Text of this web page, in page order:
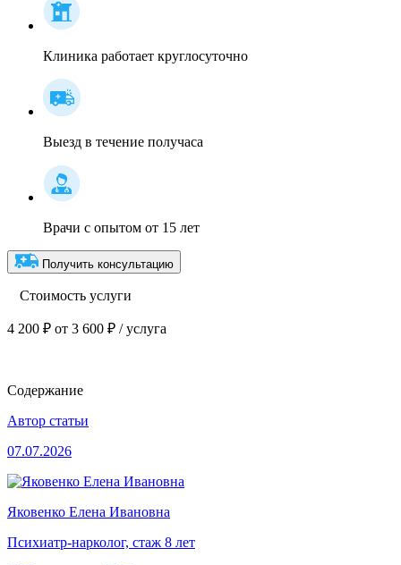
Клиника работает круглосуточно
Выезд в течение получаса
Врачи с опытом от 15 лет
Получить консультацию
Стоимость услуги
4 200 ₽ от 3 600 ₽ / услуга
Содержание
Автор статьи
07.07.2026
Яковенко Елена Ивановна
Психиатр-нарколог, стаж 8 лет